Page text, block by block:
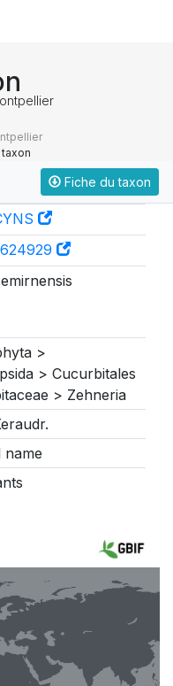
Fiche du taxon
>
> Cucurbitales
> Zehneria
name